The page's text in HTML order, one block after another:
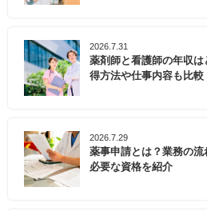
2026.7.31
薬剤師と看護師の年収
得方法や仕事内容も比較
2026.7.29
薬事申請とは？業務の流
必要な資格を紹介